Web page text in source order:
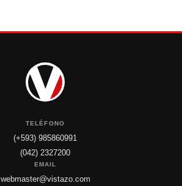
TELÉFONO
(+593) 985860991
(042) 2327200
EMAIL
webmaster@vistazo.com